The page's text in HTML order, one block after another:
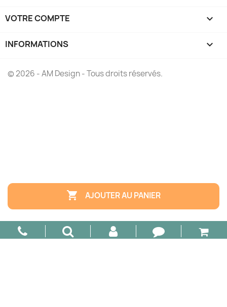
 AJOUTER AU PANIER
VOTRE COMPTE 
INFORMATIONS keyboard_arrow_down
© 2026 - AM Design - Tous droits réservés.